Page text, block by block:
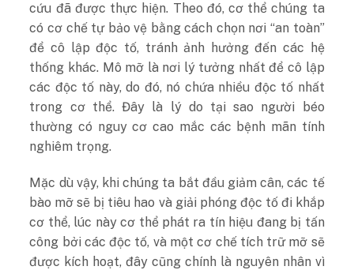
cứu đã được thực hiện. Theo đó, cơ thể chúng ta
có cơ chế tự bảo vệ bằng cách chọn nơi “an toàn”
để cô lập độc tố, tránh ảnh hưởng đến các hệ
thống khác. Mô mỡ là nơi lý tưởng nhất để cô lập
các độc tố này, do đó, nó chứa nhiều độc tố nhất
trong cơ thể. Đây là lý do tại sao người béo
thường có nguy cơ cao mắc các bệnh mãn tính
nghiêm trọng.
Mặc dù vậy, khi chúng ta bắt đầu giảm cân, các tế
bào mỡ sẽ bị tiêu hao và giải phóng độc tố đi khắp
cơ thể, lúc này cơ thể phát ra tín hiệu đang bị tấn
công bởi các độc tố, và một cơ chế tích trữ mỡ sẽ
được kích hoạt, đây cũng chính là nguyên nhân vì